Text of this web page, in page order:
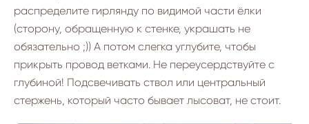
распределите гирлянду по видимой части ёлки
(сторону, обращенную к стенке, украшать не
обязательно ;)) А потом слегка углубите, чтобы
прикрыть провод ветками. Не переусердствуйте с
глубиной! Подсвечивать ствол или центральный
стержень, который часто бывает лысоват, не стоит.